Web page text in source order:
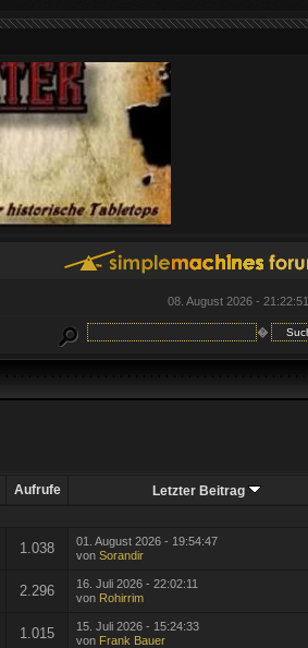
08. August 2026 - 21:22:51
�
Aufrufe Letzter Beitrag
1.038
01. August 2026 - 19:54:47
von Sorandir
2.296
16. Juli 2026 - 22:02:11
von Rohirrim
1.015
15. Juli 2026 - 15:24:33
von Frank Bauer